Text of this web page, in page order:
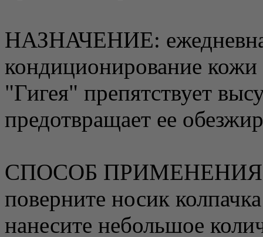
НАЗНАЧЕНИЕ:
кондиционирование
"Гигея" препятствует
предотвращает ее
СПОСОБ
поверните носик
нанесите небольшое